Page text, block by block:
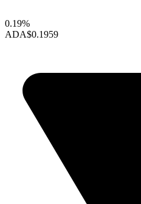
0.19%
ADA$0.1959